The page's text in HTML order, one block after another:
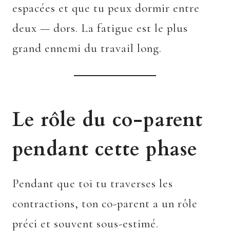
espacées et que tu peux dormir entre
deux — dors. La fatigue est le plus
grand ennemi du travail long.
Le rôle du co-parent
pendant cette phase
Pendant que toi tu traverses les
contractions, ton co-parent a un rôle
préci et souvent sous-estimé.